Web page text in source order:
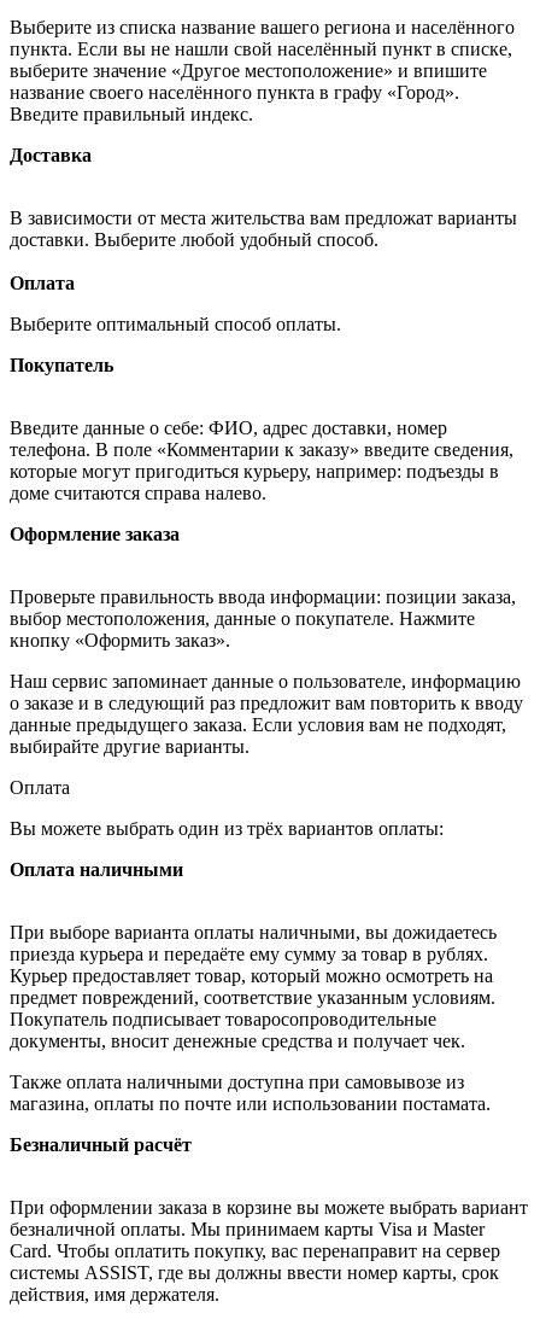
Выберите из списка название вашего региона и населённого
пункта. Если вы не нашли свой населённый пункт в списке,
выберите значение «Другое местоположение» и впишите
название своего населённого пункта в графу «Город».
Введите правильный индекс.
Доставка
В зависимости от места жительства вам предложат варианты
доставки. Выберите любой удобный способ.
Оплата
Выберите оптимальный способ оплаты.
Покупатель
Введите данные о себе: ФИО, адрес доставки, номер
телефона. В поле «Комментарии к заказу» введите сведения,
которые могут пригодиться курьеру, например: подъезды в
доме считаются справа налево.
Оформление заказа
Проверьте правильность ввода информации: позиции заказа,
выбор местоположения, данные о покупателе. Нажмите
кнопку «Оформить заказ».
Наш сервис запоминает данные о пользователе, информацию
о заказе и в следующий раз предложит вам повторить к вводу
данные предыдущего заказа. Если условия вам не подходят,
выбирайте другие варианты.
Оплата
Вы можете выбрать один из трёх вариантов оплаты:
Оплата наличными
При выборе варианта оплаты наличными, вы дожидаетесь
приезда курьера и передаёте ему сумму за товар в рублях.
Курьер предоставляет товар, который можно осмотреть на
предмет повреждений, соответствие указанным условиям.
Покупатель подписывает товаросопроводительные
документы, вносит денежные средства и получает чек.
Также оплата наличными доступна при самовывозе из
магазина, оплаты по почте или использовании постамата.
Безналичный расчёт
При оформлении заказа в корзине вы можете выбрать вариант
безналичной оплаты. Мы принимаем карты Visa и Master
Card. Чтобы оплатить покупку, вас перенаправит на сервер
системы ASSIST, где вы должны ввести номер карты, срок
действия, имя держателя.